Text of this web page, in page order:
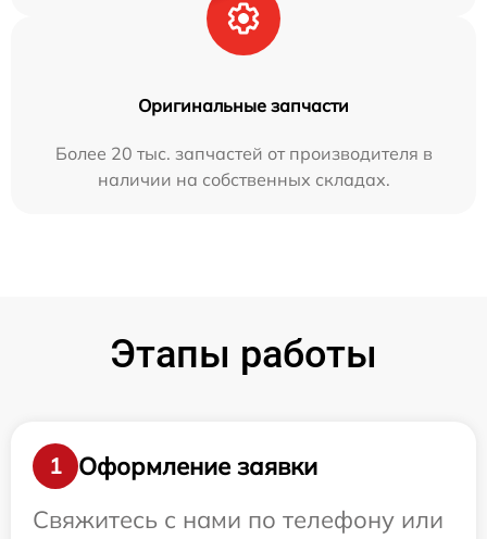
Оригинальные запчасти
Более 20 тыс. запчастей от производителя в
наличии на собственных складах.
Этапы работы
1
Оформление заявки
Свяжитесь с нами по телефону или